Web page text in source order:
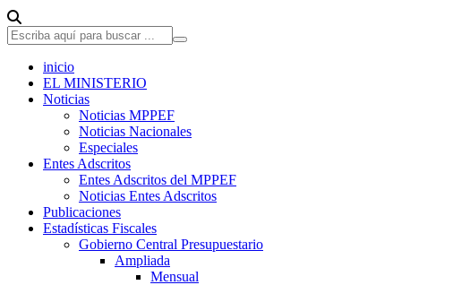
inicio
EL MINISTERIO
Noticias
Noticias MPPEF
Noticias Nacionales
Especiales
Entes Adscritos
Entes Adscritos del MPPEF
Noticias Entes Adscritos
Publicaciones
Estadísticas Fiscales
Gobierno Central Presupuestario
Ampliada
Mensual